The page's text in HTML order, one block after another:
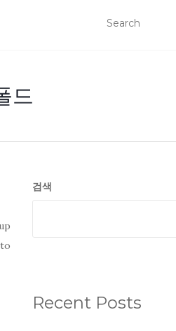
드
검색
Recent Posts